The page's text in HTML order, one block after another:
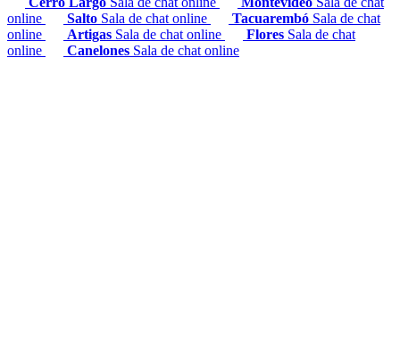
online
Salto Sala de chat online Tacuarembó Sala de chat
online
Artigas Sala de chat online Flores Sala de chat
online
Canelones Sala de chat online